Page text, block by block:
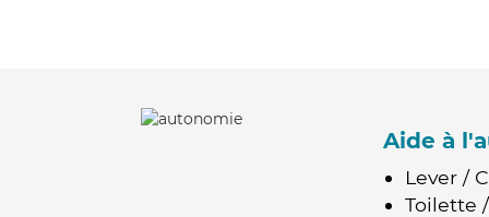
Aide à
Lever /
Toilette